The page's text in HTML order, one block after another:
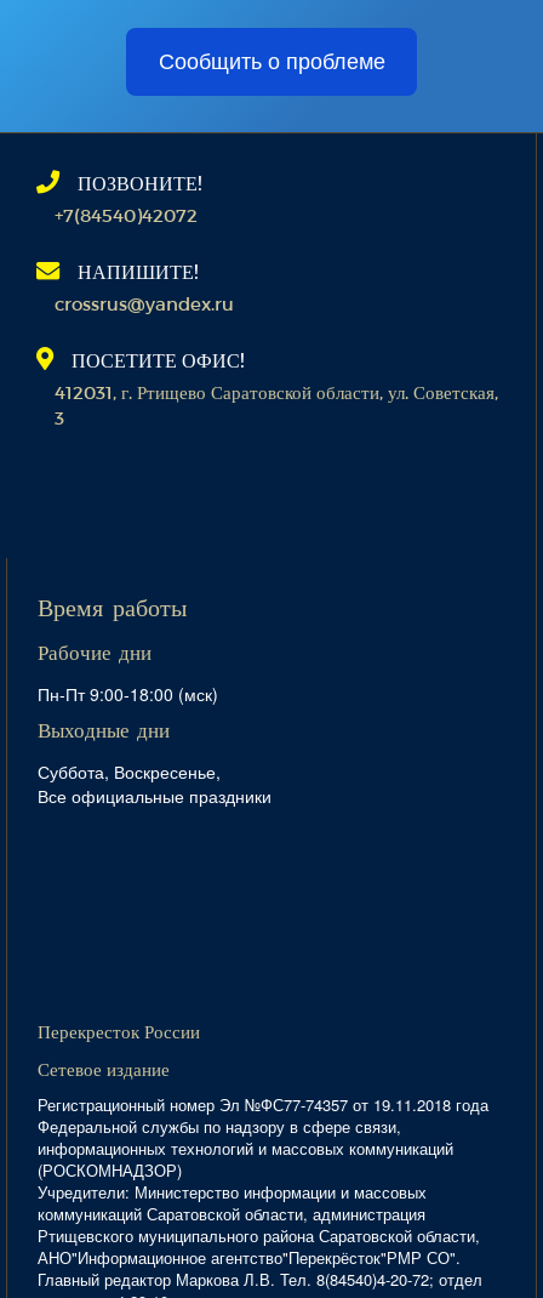
Сообщить о проблеме
ПОЗВОНИТЕ!
+7(84540)42072
НАПИШИТЕ!
crossrus@yandex.ru
ПОСЕТИТЕ ОФИС!
412031, г. Ртищево Саратовской области, ул. Советская,
3
Время работы
Рабочие дни
Пн-Пт 9:00-18:00 (мск)
Выходные дни
Суббота, Воскресенье,
Все официальные праздники
Перекресток России
Сетевое издание
Регистрационный номер Эл №ФС77-74357 от 19.11.2018 года
Федеральной службы по надзору в сфере связи,
информационных технологий и массовых коммуникаций
(РОСКОМНАДЗОР)
Учредители: Министерство информации и массовых
коммуникаций Саратовской области, администрация
Ртищевского муниципального района Саратовской области,
АНО"Информационное агентство"Перекрёсток"РМР СО".
Главный редактор Маркова Л.В. Тел. 8(84540)4-20-72; отдел